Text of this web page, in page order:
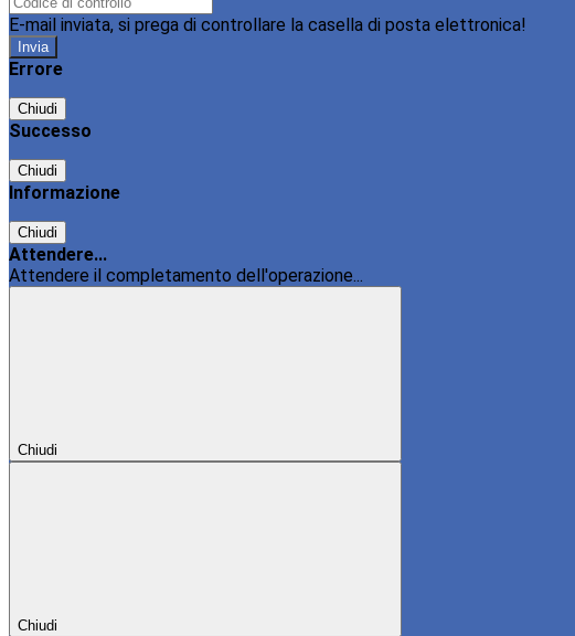
E-mail inviata, si prega di controllare la casella di posta elettronica!
Errore
Chiudi
Successo
Chiudi
Informazione
Chiudi
Attendere...
Attendere il completamento dell'operazione...
Chiudi
Chiudi